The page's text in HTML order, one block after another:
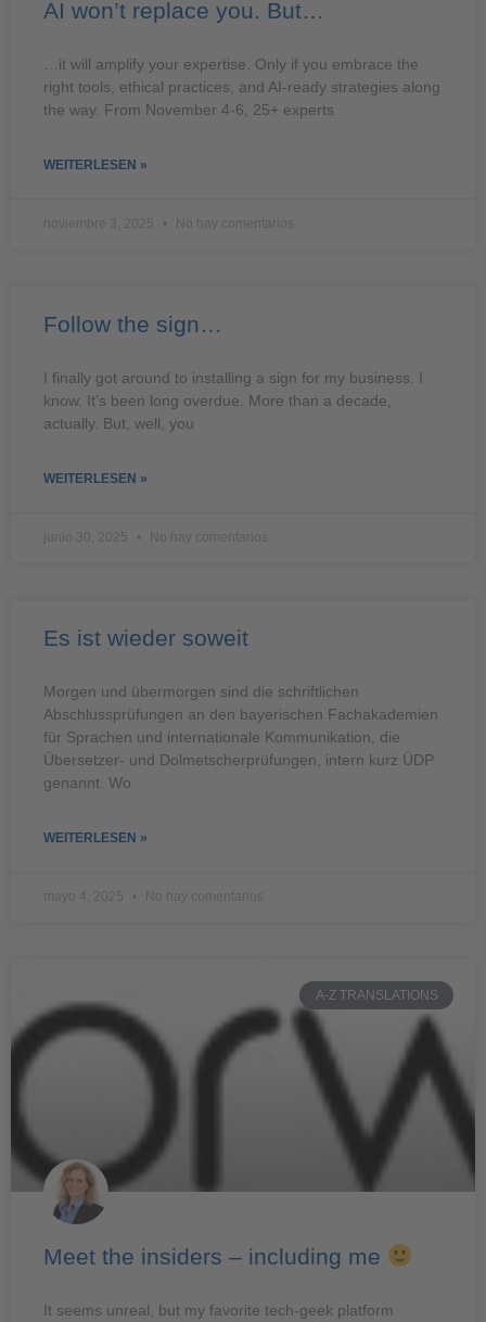
AI won’t replace you. But…
…it will amplify your expertise. Only if you embrace the
right tools, ethical practices, and AI-ready strategies along
the way. From November 4-6, 25+ experts
WEITERLESEN »
noviembre 3, 2025 No hay comentarios
Follow the sign…
I finally got around to installing a sign for my business. I
know. It’s been long overdue. More than a decade,
actually. But, well, you
WEITERLESEN »
junio 30, 2025 No hay comentarios
Es ist wieder soweit
Morgen und übermorgen sind die schriftlichen
Abschlussprüfungen an den bayerischen Fachakademien
für Sprachen und internationale Kommunikation, die
Übersetzer- und Dolmetscherprüfungen, intern kurz ÜDP
genannt. Wo
WEITERLESEN »
mayo 4, 2025 No hay comentarios
A-Z TRANSLATIONS
Meet the insiders – including me
It seems unreal, but my favorite tech-geek platform